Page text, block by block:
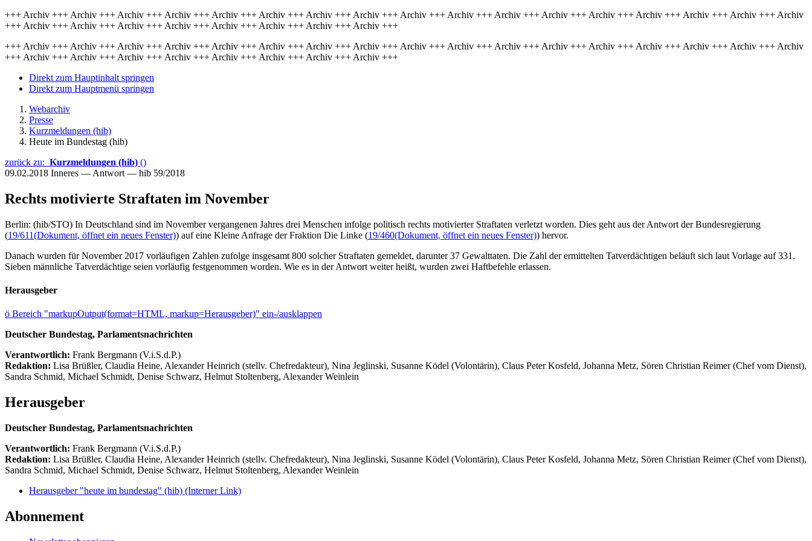
+++ Archiv +++ Archiv +++ Archiv +++ Archiv +++ Archiv +++ Archiv +++ Archiv +++ Archiv +++ Archiv +++ Archiv +++ Archiv +++ Archiv +++ Archiv +++ Archiv +++ Archiv +++ Archiv +++ Archiv
+++ Archiv +++ Archiv +++ Archiv +++ Archiv +++ Archiv +++ Archiv +++ Archiv +++ Archiv +++
+++ Archiv +++ Archiv +++ Archiv +++ Archiv +++ Archiv +++ Archiv +++ Archiv +++ Archiv +++ Archiv +++ Archiv +++ Archiv +++ Archiv +++ Archiv +++ Archiv +++ Archiv +++ Archiv +++ Archiv
+++ Archiv +++ Archiv +++ Archiv +++ Archiv +++ Archiv +++ Archiv +++ Archiv +++ Archiv +++
Direkt zum Hauptinhalt springen
Direkt zum Hauptmenü springen
Webarchiv
Presse
Kurzmeldungen (hib)
Heute im Bundestag (hib)
zurück zu: Kurzmeldungen (hib) ()
09.02.2018 Inneres — Antwort — hib 59/2018
Rechts motivierte Straftaten im November
Berlin: (hib/STO) In Deutschland sind im November vergangenen Jahres drei Menschen infolge politisch rechts motivierter Straftaten verletzt worden. Dies geht aus der Antwort der Bundesregierung
(19/611(Dokument, öffnet ein neues Fenster)) auf eine Kleine Anfrage der Fraktion Die Linke (19/460(Dokument, öffnet ein neues Fenster)) hervor.
Danach wurden für November 2017 vorläufigen Zahlen zufolge insgesamt 800 solcher Straftaten gemeldet, darunter 37 Gewalttaten. Die Zahl der ermittelten Tatverdächtigen beläuft sich laut Vorlage auf 331.
Sieben männliche Tatverdächtige seien vorläufig festgenommen worden. Wie es in der Antwort weiter heißt, wurden zwei Haftbefehle erlassen.
Herausgeber
ö Bereich "markupOutput(format=HTML, markup=Herausgeber)" ein-/ausklappen
Deutscher Bundestag, Parlamentsnachrichten
Verantwortlich: Frank Bergmann (V.i.S.d.P.)
Redaktion: Lisa Brüßler, Claudia Heine, Alexander Heinrich (stellv. Chefredakteur), Nina Jeglinski, Susanne Ködel (Volontärin), Claus Peter Kosfeld, Johanna Metz, Sören Christian Reimer (Chef vom Dienst),
Sandra Schmid, Michael Schmidt, Denise Schwarz, Helmut Stoltenberg, Alexander Weinlein
Herausgeber
Deutscher Bundestag, Parlamentsnachrichten
Verantwortlich: Frank Bergmann (V.i.S.d.P.)
Redaktion: Lisa Brüßler, Claudia Heine, Alexander Heinrich (stellv. Chefredakteur), Nina Jeglinski, Susanne Ködel (Volontärin), Claus Peter Kosfeld, Johanna Metz, Sören Christian Reimer (Chef vom Dienst),
Sandra Schmid, Michael Schmidt, Denise Schwarz, Helmut Stoltenberg, Alexander Weinlein
Herausgeber "heute im bundestag" (hib) (Interner Link)
Abonnement